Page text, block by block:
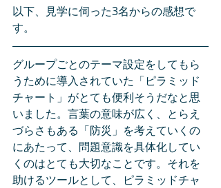
以下、見学に伺った3名からの感想で
す。
グループごとのテーマ設定をしてもら
うために導入されていた「ピラミッド
チャート」がとても便利そうだなと思
いました。言葉の意味が広く、とらえ
づらさもある「防災」を考えていくの
にあたって、問題意識を具体化してい
くのはとても大切なことです。それを
助けるツールとして、ピラミッドチャ